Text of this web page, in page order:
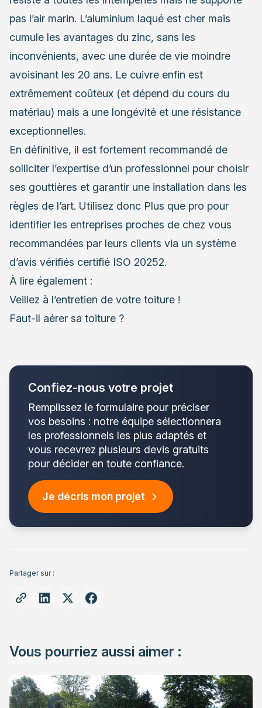
pas l’air marin. L’aluminium laqué est cher mais
cumule les avantages du zinc, sans les
inconvénients, avec une durée de vie moindre
avoisinant les 20 ans. Le cuivre enfin est
extrêmement coûteux (et dépend du cours du
matériau) mais a une longévité et une résistance
exceptionnelles.
En définitive, il est fortement recommandé de
solliciter l’expertise d’un professionnel pour choisir
ses gouttières et garantir une installation dans les
règles de l’art. Utilisez donc Plus que pro pour
identifier les entreprises proches de chez vous
recommandées par leurs clients via un système
d’avis vérifiés certifié ISO 20252.
À lire également :
Veillez à l’entretien de votre toiture !
Faut-il aérer sa toiture ?
Confiez-nous votre projet
Remplissez le formulaire pour préciser
vos besoins : notre équipe sélectionnera
les professionnels les plus adaptés et
vous recevrez plusieurs devis gratuits
pour décider en toute confiance.
Je décris mon projet
Partager sur :
Vous pourriez aussi aimer :